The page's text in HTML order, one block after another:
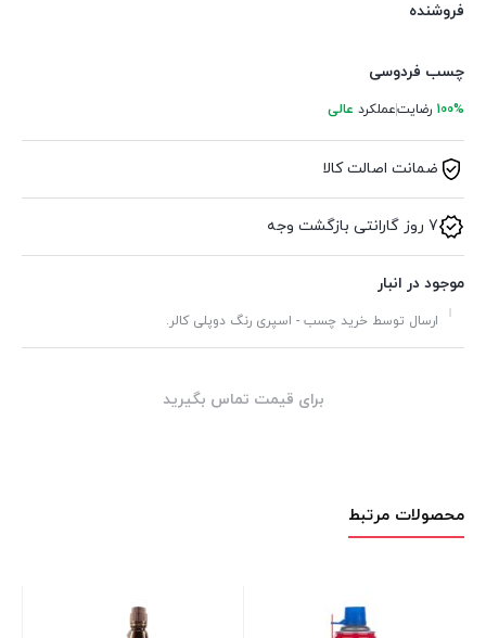
فروشنده
چسب فردوسی
100% رضایتعملکرد عالی
ضمانت اصالت کالا
7 روز گارانتی بازگشت وجه
موجود در انبار
ارسال توسط خرید چسب - اسپری رنگ دوپلی کالر.
برای قیمت تماس بگیرید
محصولات مرتبط